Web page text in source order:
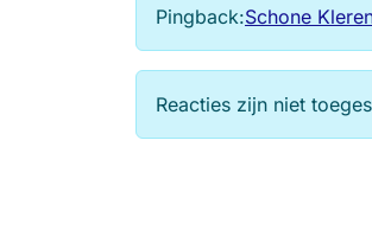
Pingback:Schone
Reacties zijn niet